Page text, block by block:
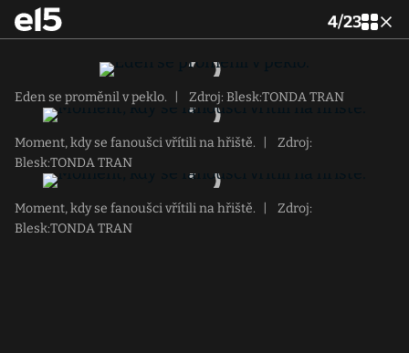
4/23
Eden se proměnil v peklo. Zdroj: Blesk:TONDA TRAN
Moment, kdy se fanoušci vřítili na hřiště.
Zdroj:
Blesk:TONDA TRAN
Moment, kdy se fanoušci vřítili na hřiště.
Zdroj:
Blesk:TONDA TRAN